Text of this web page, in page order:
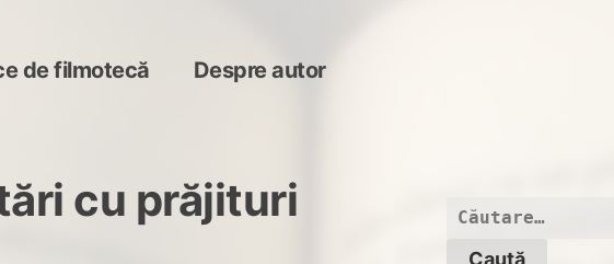
de filmotecă Despre autor
cu prăjituri
Caută